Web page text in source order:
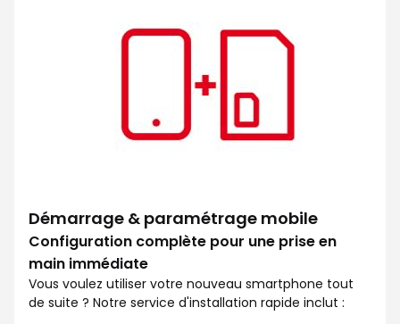
Démarrage & paramétrage mobile
Configuration complète pour une prise en
main immédiate
Vous voulez utiliser votre nouveau smartphone tout
de suite ? Notre service d'installation rapide inclut :